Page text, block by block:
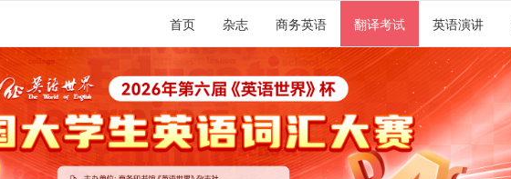
首页 杂志 商务英语 翻译考试 英语演讲